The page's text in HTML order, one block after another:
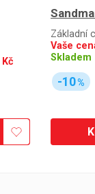
Kč
Základní
Vaše
Skladem
-10%